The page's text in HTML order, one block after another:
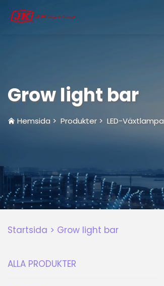
Grow light bar
Hemsida > Produkter > LED-Växtlampa
Startsida > Grow light bar
ALLA PRODUKTER